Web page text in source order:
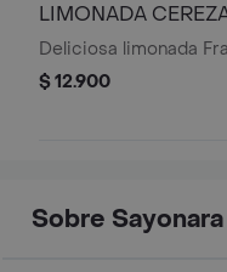
LIMONADA
Deliciosa limonada
$ 12.900
Sobre